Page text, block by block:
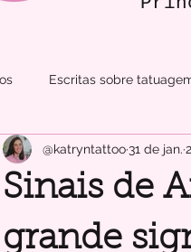
Escritas sobre
Sinais de
grande
@katryntattoo31 de jan.